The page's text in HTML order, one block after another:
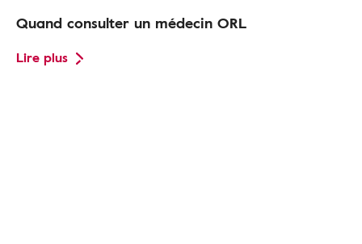
Quand consulter un médecin ORL
Lire plus